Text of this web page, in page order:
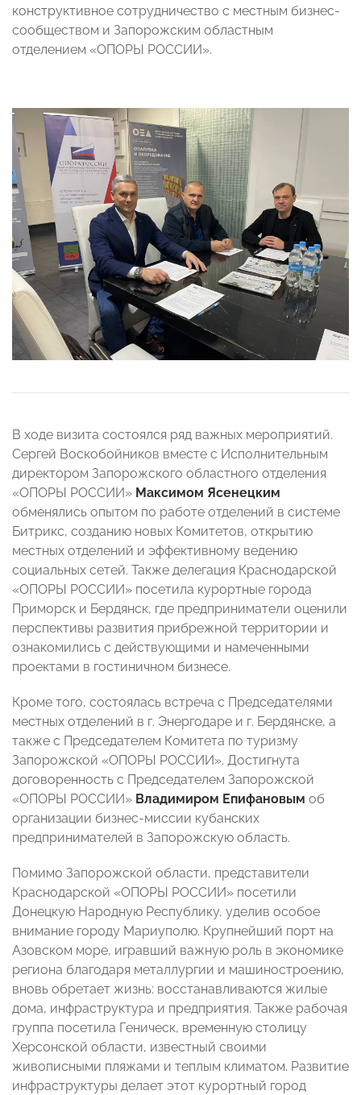
конструктивное сотрудничество с местным бизнес-
сообществом и Запорожским областным
отделением «ОПОРЫ РОССИИ».
В ходе визита состоялся ряд важных мероприятий.
Сергей Воскобойников вместе с Исполнительным
директором Запорожского областного отделения
«ОПОРЫ РОССИИ» Максимом Ясенецким
обменялись опытом по работе отделений в системе
Битрикс, созданию новых Комитетов, открытию
местных отделений и эффективному ведению
социальных сетей. Также делегация Краснодарской
«ОПОРЫ РОССИИ» посетила курортные города
Приморск и Бердянск, где предприниматели оценили
перспективы развития прибрежной территории и
ознакомились с действующими и намеченными
проектами в гостиничном бизнесе.
Кроме того, состоялась встреча с Председателями
местных отделений в г. Энергодаре и г. Бердянске, а
также с Председателем Комитета по туризму
Запорожской «ОПОРЫ РОССИИ». Достигнута
договоренность с Председателем Запорожской
«ОПОРЫ РОССИИ» Владимиром Епифановым об
организации бизнес-миссии кубанских
предпринимателей в Запорожскую область.
Помимо Запорожской области, представители
Краснодарской «ОПОРЫ РОССИИ» посетили
Донецкую Народную Республику, уделив особое
внимание городу Мариуполю. Крупнейший порт на
Азовском море, игравший важную роль в экономике
региона благодаря металлургии и машиностроению,
вновь обретает жизнь: восстанавливаются жилые
дома, инфраструктура и предприятия. Также рабочая
группа посетила Геническ, временную столицу
Херсонской области, известный своими
живописными пляжами и теплым климатом. Развитие
инфраструктуры делает этот курортный город